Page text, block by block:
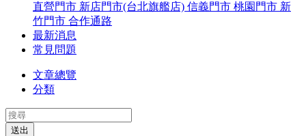
直營門市 新店門市(台北旗艦店) 信義門市 桃園門市 新
竹門市 合作通路
最新消息
常見問題
文章總覽
分類
送出